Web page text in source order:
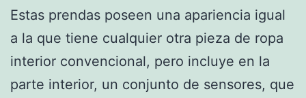
Estas prendas poseen una apariencia igual
a la que tiene cualquier otra pieza de ropa
interior convencional, pero incluye en la
parte interior, un conjunto de sensores, que